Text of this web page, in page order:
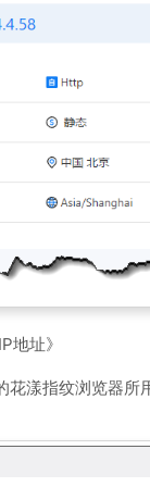
地址》
漾指纹浏览器所